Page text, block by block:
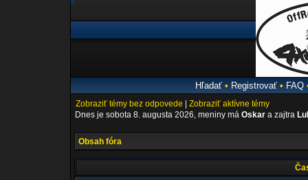
Hľadať• Registrovať• FAQ
Zobraziť témy bez odpovede
Zobraziť aktívne témy
Dnes je sobota 8. augusta 2026, meniny má Oskar a zajtra
Obsah fóra